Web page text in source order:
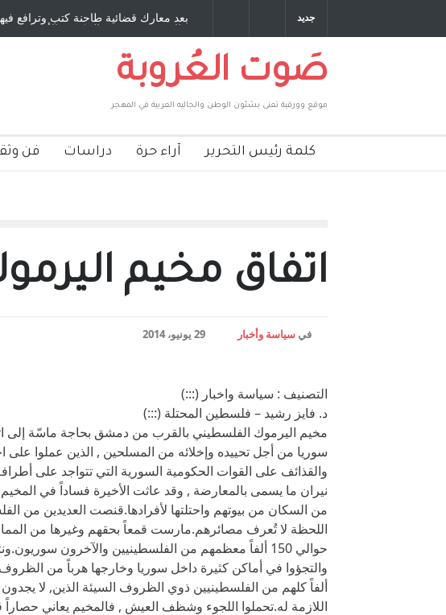
جديد بعد معارك قضائية طاحنة كتب وترافع
طارق يوسف يقهر الحكومة الأمريكية ،
صديق عمري ، صبحي مخلوف : بقلم : سعد الله
صَوت العُروبة
موقع وورقية تعنى بشئون الوطن والجاليه العربية في المهجر
كلمة رئيس التحرير آراء حرة دراسات فن
اتفاق مخيم
في سياسة وأخبار 29 يونيو، 2014
التصنيف : سياسة واخبار (:::)
د. فايز رشيد – فلسطين المحتلة (:::)
مخيم اليرموك الفلسطيني بالقرب من دمشق بحاجة ماسّة إلى
سوريا من أجل تحييده وإخلائه من المسلحين , الذين عملوا على
والقذائف على القوات الحكومية السورية التي تتواجد على
نيران ما يسمى بالمعارضة , وقد عاثت الأخيرة فساداً في
من السكان من بيوتهم واحتلتها لأفرادها.قنصت العديدين من
اللحظة لا تُعرف مصائرهم.مارست قمعاً بحقهم وغيرها من
حوالي 150 ألفاً معظمهم من الفلسطينيين والآخرون
ألفاً كلهم من الفلسطينيين ذوي الظروف السيئة الذين, لا
اللازمة له.تحملوا اللجوء وشظف العيش , فالمخيم يعاني